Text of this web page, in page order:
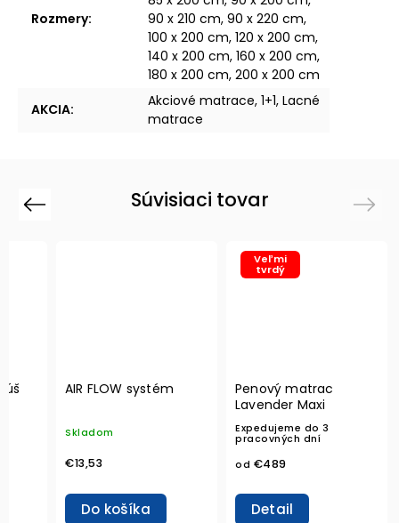
Rozmery:
90 x 210 cm, 90 x 220 cm,
100 x 200 cm, 120 x 200 cm,
140 x 200 cm, 160 x 200 cm,
180 x 200 cm, 200 x 200 cm
AKCIA:
Akciové matrace, 1+1, Lacné
matrace
Súvisiaci tovar
Previous
AIR FLOW systém
Skladom
€13,53
Do košíka
Veľmi
tvrdý
Penový matrac
Lavender Maxi
Expedujeme do 3
pracovných dní
od €489
Detail
Next